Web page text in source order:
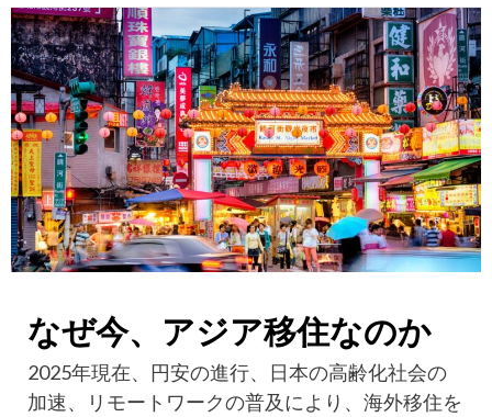
なぜ今、アジア移住なのか
2025年現在、円安の進行、日本の高齢化社会の
加速、リモートワークの普及により、海外移住を